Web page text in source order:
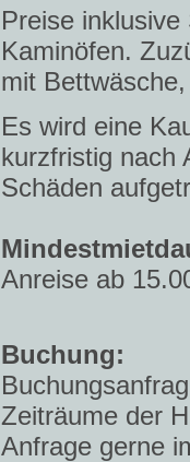
Preise
Kaminöfen.
mit
Es wird eine
kurzfristig nach
Schäden
Anreise ab
Buchung:
Zeiträume der
Anfrage gerne